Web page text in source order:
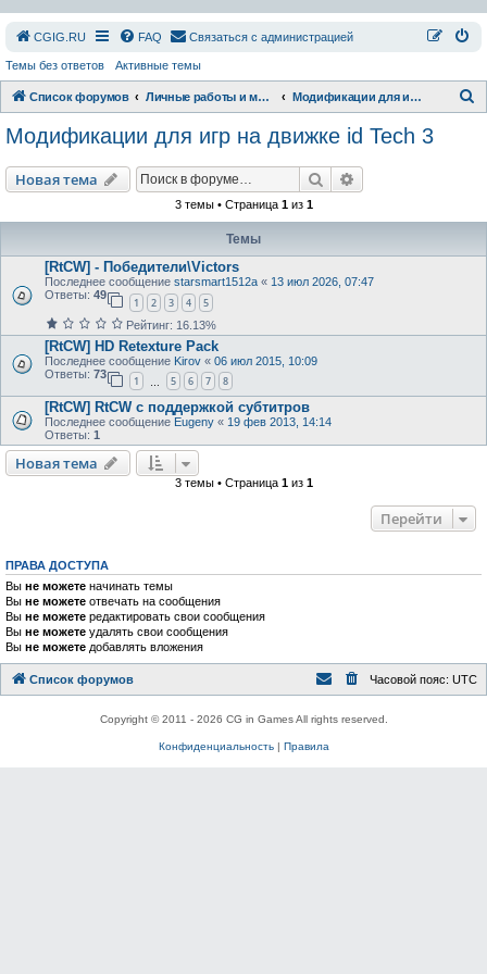
СGIG.RU FAQ Связаться с администрацией
Темы без ответов Активные темы
Список форумов Личные работы и модификации Модификации для игр на движке id Tech 3
Модификации для игр на движке id Tech 3
Новая тема Поиск
3 темы • Страница 1из 1
Темы
[RtCW] - Победители\Victors
Последнее сообщение starsmart1512a « 13 июл 2026, 07:47
Ответы: 49
1 2 3 4 5
Рейтинг: 16.13%
[RtCW] HD Retexture Pack
Последнее сообщение Kirov « 06 июл 2015, 10:09
Ответы: 73
1 5 6 7 8
[RtCW] RtCW с поддержкой субтитров
Последнее сообщение Eugeny « 19 фев 2013, 14:14
Ответы: 1
Новая тема
3 темы • Страница 1из 1
Перейти
ПРАВА ДОСТУПА
Вы не можете начинать темы
Вы не можете отвечать на сообщения
Вы не можете редактировать свои сообщения
Вы не можете удалять свои сообщения
Вы не можете добавлять вложения
Список форумов Часовой пояс: UTC
Copyright © 2011 - 2026 CG in Games All rights reserved.
Конфиденциальность| Правила